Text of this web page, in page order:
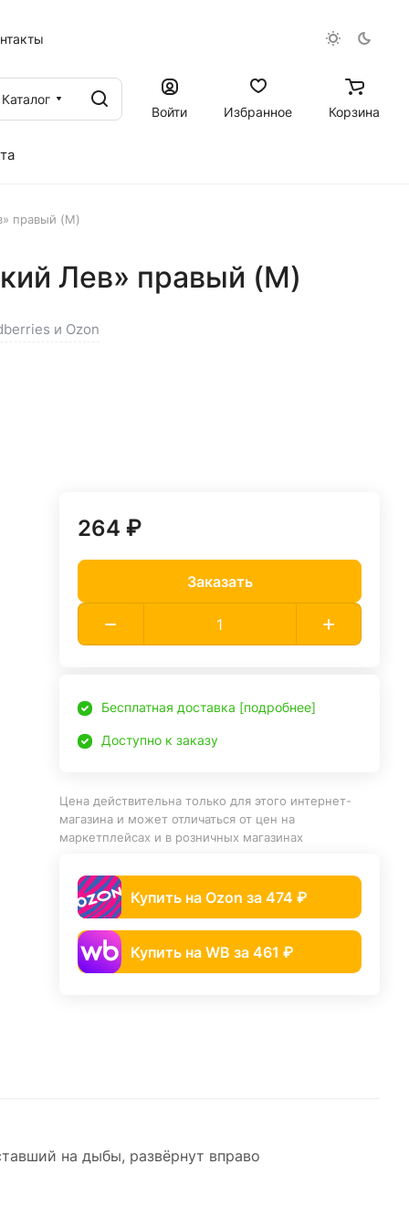
Каталог
Войти
Избранное Корзина
правый (M)
Лев» правый (M)
и Ozon
264 ₽
Заказать
Бесплатная доставка [подробнее]
Доступно к заказу
Цена действительна только для этого интернет-
магазина и может отличаться от цен на
маркетплейсах и в розничных магазинах
Купить на Ozon за 474 ₽
Купить на WB за 461 ₽
на дыбы, развёрнут вправо